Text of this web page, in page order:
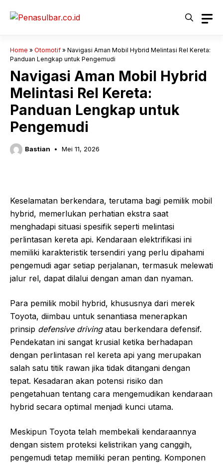
Home » Otomotif » Navigasi Aman Mobil Hybrid Melintasi Rel Kereta:
Panduan Lengkap untuk Pengemudi
Navigasi Aman Mobil Hybrid
Melintasi Rel Kereta:
Panduan Lengkap untuk
Pengemudi
Bastian Mei 11, 2026
Keselamatan berkendara, terutama bagi pemilik mobil
hybrid, memerlukan perhatian ekstra saat
menghadapi situasi spesifik seperti melintasi
perlintasan kereta api. Kendaraan elektrifikasi ini
memiliki karakteristik tersendiri yang perlu dipahami
pengemudi agar setiap perjalanan, termasuk melewati
jalur rel, dapat dilalui dengan aman dan nyaman.
Para pemilik mobil hybrid, khususnya dari merek
Toyota, diimbau untuk senantiasa menerapkan
prinsip defensive drivingatau berkendara defensif.
Pendekatan ini sangat krusial ketika berhadapan
dengan perlintasan rel kereta api yang merupakan
salah satu titik rawan jika tidak ditangani dengan
tepat. Kesadaran akan potensi risiko dan
pengetahuan tentang cara mengemudikan kendaraan
hybrid secara optimal menjadi kunci utama.
Meskipun Toyota telah membekali kendaraannya
dengan sistem proteksi kelistrikan yang canggih,
pengemudi tetap memiliki peran penting. Komponen